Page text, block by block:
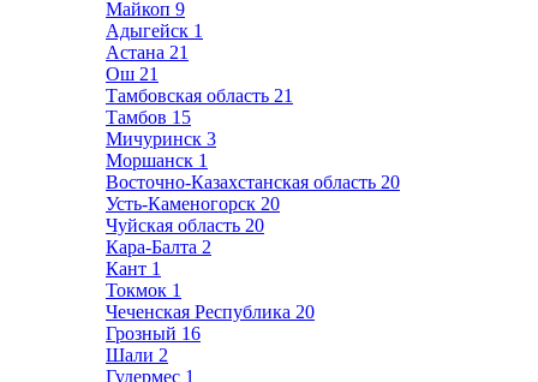
Майкоп 9
Адыгейск 1
Астана 21
Ош 21
Тамбовская область 21
Тамбов 15
Мичуринск 3
Моршанск 1
Восточно-Казахстанская область 20
Усть-Каменогорск 20
Чуйская область 20
Кара-Балта 2
Кант 1
Токмок 1
Чеченская Республика 20
Грозный 16
Шали 2
Гудермес 1